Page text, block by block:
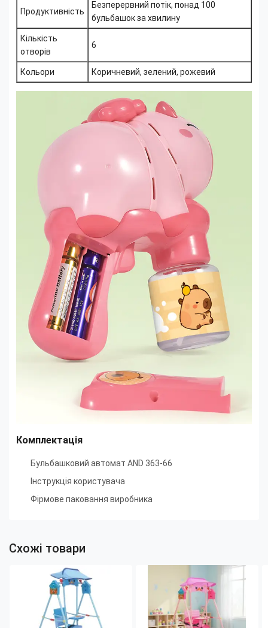
Продуктивність
Безперервний потік, понад 100
бульбашок за хвилину
Кількість
отворів
6
Кольори Коричневий, зелений, рожевий
Комплектація
Бульбашковий автомат AND 363-66
Інструкція користувача
Фірмове паковання виробника
Схожі товари